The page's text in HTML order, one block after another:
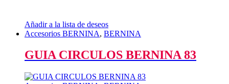
Añadir a la lista de deseos
Accesorios BERNINA, BERNINA
GUIA CIRCULOS BERNINA 83